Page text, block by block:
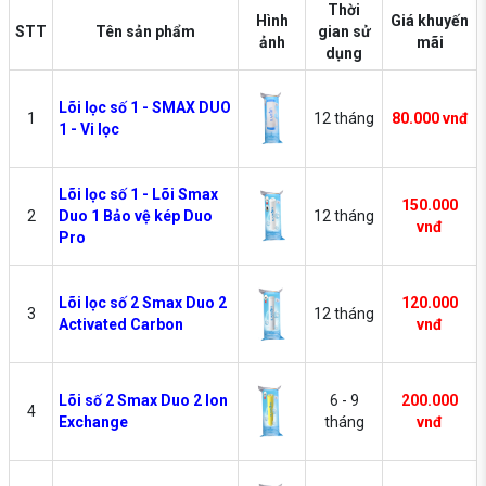
STT Tên sản phẩm
Hình
ảnh
Thời
gian sử
dụng
Giá khuyến
mãi
1
Lõi lọc số 1 - SMAX DUO
1 - Vi lọc
12 tháng 80.000 vnđ
2
Lõi lọc số 1 - Lõi Smax
Duo 1 Bảo vệ kép Duo
Pro
12 tháng
150.000
vnđ
3
Lõi lọc số 2 Smax Duo 2
Activated Carbon
12 tháng
120.000
vnđ
4
Lõi số 2 Smax Duo 2 Ion
Exchange
6 - 9
tháng
200.000
vnđ